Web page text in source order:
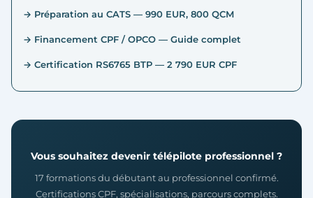
→ Préparation au CATS — 990 EUR, 800 QCM
→ Financement CPF / OPCO — Guide complet
→ Certification RS6765 BTP — 2 790 EUR CPF
Vous souhaitez devenir télépilote professionnel ?
17 formations du débutant au professionnel confirmé.
Certifications CPF, spécialisations, parcours complets.